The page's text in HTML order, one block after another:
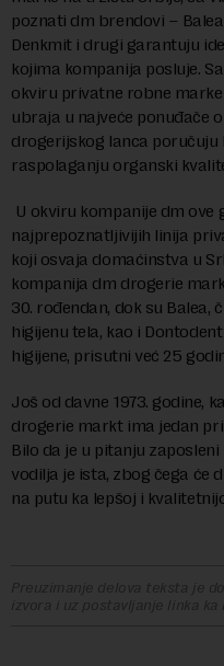
poznati dm brendovi –
Denkmit i drugi garantuju
kojima kompanija posluje.
okviru privatne robne
ubraja u najveće ponuđače
drogerijskog lanca poručuju
raspolaganju organski
U okviru kompanije dm ove
najprepoznatljivijih linija
koji osvaja domaćinstva u
kompanija dm drogerie
30. rođendan, dok su Balea,
higijenu tela, kao i
higijene, prisutni već 25
Još od davne 1973. godine,
drogerie markt ima jedan
Bilo da je u pitanju
vodilja je ista, zbog čega će
na putu ka lepšoj i
Preuzimanje delova teksta je
izvora i uz postavljanje linka ka